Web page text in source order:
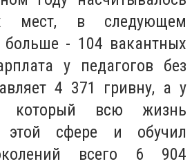
мест, в следующем
- 104 вакантных
у педагогов без
4 371 гривну, а у
который всю жизнь
этой сфере и обучил
всего 6 904